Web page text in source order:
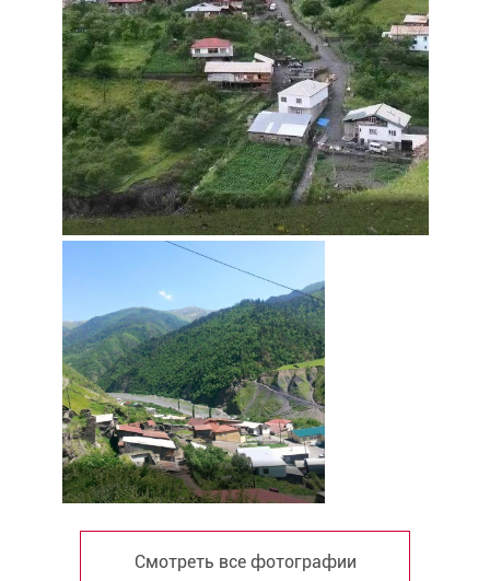
Смотреть все фотографии